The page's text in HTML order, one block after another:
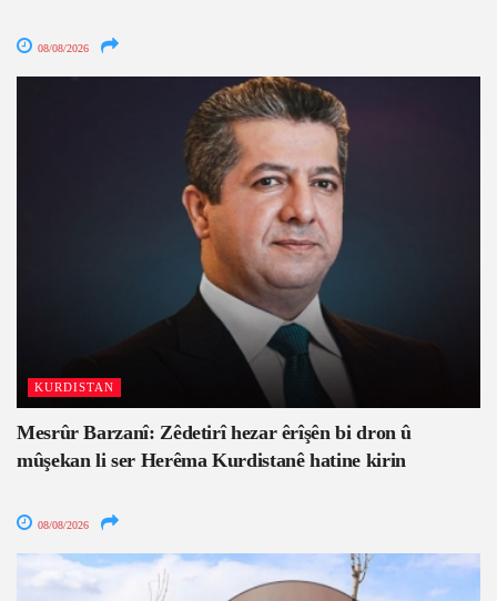
08/08/2026
KURDISTAN
Mesrûr Barzanî: Zêdetirî hezar êrîşên bi dron û
mûşekan li ser Herêma Kurdistanê hatine kirin
08/08/2026